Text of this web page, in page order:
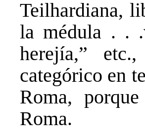
Teilhardiana,
la médula . .
herejía,”
categórico en
Roma,
Roma.